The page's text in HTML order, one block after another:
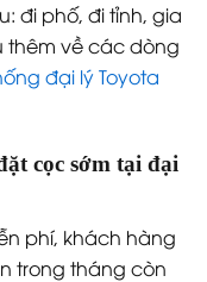
đi phố, đi tỉnh, gia
thêm về các dòng
đại lý Toyota
cọc sớm tại đại
phí, khách hàng
trong tháng còn